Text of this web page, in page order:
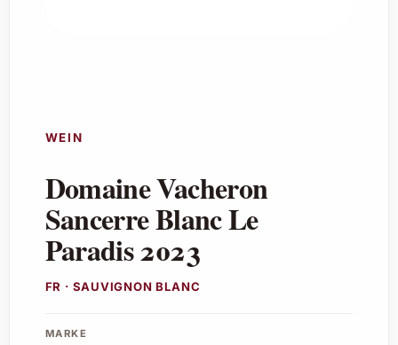
WEIN
Domaine Vacheron
Sancerre Blanc Le
Paradis 2023
FR · SAUVIGNON BLANC
MARKE